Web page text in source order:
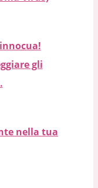
gli
nella tua